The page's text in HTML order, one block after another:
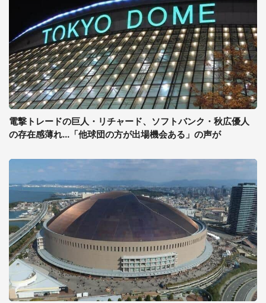
電撃トレードの巨人・リチャード、ソフトバンク・秋広優人
の存在感薄れ...「他球団の方が出場機会ある」の声が